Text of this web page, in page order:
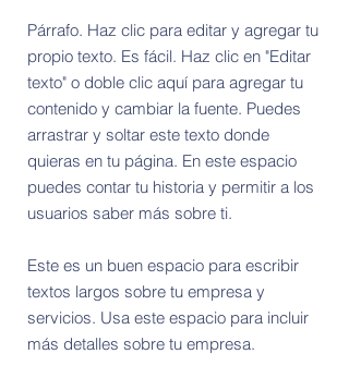
Párrafo. Haz clic para editar y agregar tu
propio texto. Es fácil. Haz clic en "Editar
texto" o doble clic aquí para agregar tu
contenido y cambiar la fuente. Puedes
arrastrar y soltar este texto donde
quieras en tu página. En este espacio
puedes contar tu historia y permitir a los
usuarios saber más sobre ti.
Este es un buen espacio para escribir
textos largos sobre tu empresa y
servicios. Usa este espacio para incluir
más detalles sobre tu empresa.